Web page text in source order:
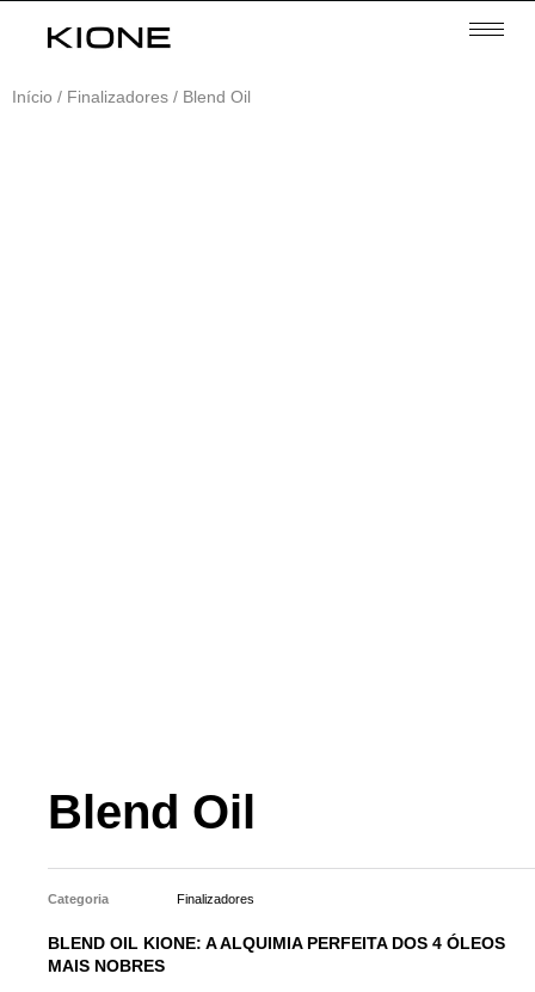
Início / Finalizadores / Blend Oil
Blend Oil
Categoria Finalizadores
BLEND OIL KIONE: A ALQUIMIA PERFEITA DOS 4 ÓLEOS
MAIS NOBRES